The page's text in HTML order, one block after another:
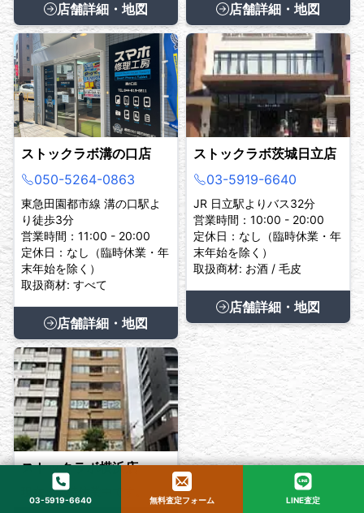
店舗詳細・地図 店舗詳細・地図
ストックラボ溝の口店
050-5264-0863
東急田園都市線 溝の口駅よ
り徒歩3分
営業時間：11:00 - 20:00
定休日：なし（臨時休業・年
末年始を除く）
取扱商材: すべて
店舗詳細・地図
ストックラボ茨城日立店
03-5919-6640
JR 日立駅よりバス32分
営業時間：10:00 - 20:00
定休日：なし（臨時休業・年
末年始を除く）
取扱商材: お酒 / 毛皮
店舗詳細・地図
ストックラボ横浜店
現在、臨時休業中です。
03-5919-6640 無料査定フォーム LINE査定